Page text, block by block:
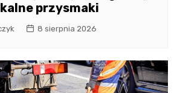
przysmaki
8 sierpnia 2026